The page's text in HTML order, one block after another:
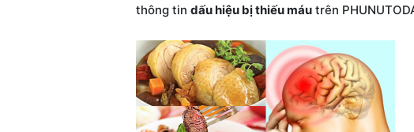
thông tin dấu hiệu bị thiếu máu trên